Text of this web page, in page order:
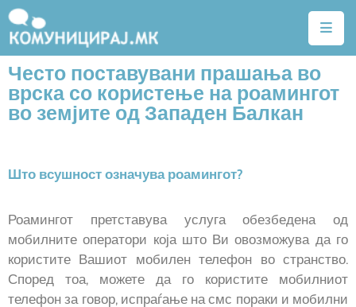
Почетна
Тарифи
услуги
Алатки
Нејонизирачко
зрачење
Договори
Често поставувани прашања во
врска со користење на роамингот
во земјите од Западен Балкан
Што всушност означува роамингот?
Роамингот претставува услуга обезбедена од
мобилните оператори која што Ви овозможува да го
користите Вашиот мобилен телефон во странство.
Според тоа, можете да го користите мобилниот
телефон за говор, испраѓање на смс пораки и мобилни